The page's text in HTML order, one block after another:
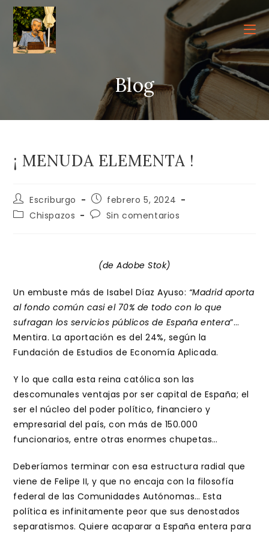
contenido
Blog
¡ MENUDA ELEMENTA !
Autor
de
la
Escriburgo
Publicación
de
la
febrero 5, 2024
Categoría
Chispazos
Comentarios
Sin comentarios
(de Adobe Stok)
Un embuste más de Isabel Díaz Ayuso: “Madrid aporta
al fondo común casi el 70% de todo con lo que
sufragan los servicios públicos de España entera”…
Mentira. La aportación es del 24%, según la
Fundación de Estudios de Economía Aplicada.
Y lo que calla esta reina católica son las
descomunales ventajas por ser capital de España; el
ser el núcleo del poder político, financiero y
empresarial del país, con más de 150.000
funcionarios, entre otras enormes chupetas…
Deberíamos terminar con esa estructura radial que
viene de Felipe II, y que no encaja con la filosofía
federal de las Comunidades Autónomas… Esta
política es infinitamente peor que sus denostados
separatismos. Quiere acaparar a España entera para